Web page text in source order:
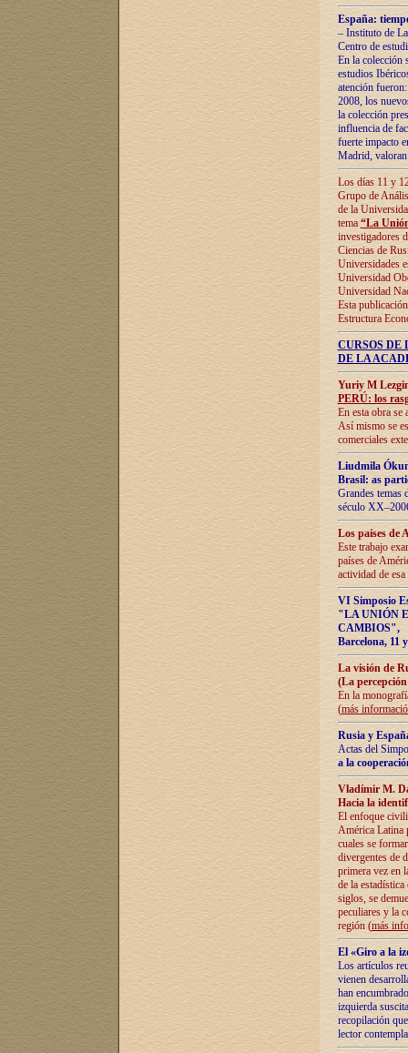
España:
– Instituto de
Centro de
En la colección
estudios
atención
2008, los
la colección
influencia de
fuerte impacto
Madrid,
Los días 11 y
Grupo de
de la
tema “La
investigadores
Ciencias de
Universidades
Universidad
Universidad
Esta
Estructura
CURSOS
DE LA
Yuriy M
PERÚ: los
En esta obra se
Así mismo se
comerciales
Liudmila
Brasil: as
Grandes temas
século
Los países de
Este trabajo
países de
actividad de
VI Simposio
"LA UNIÓN
CAMBIOS",
Barcelona, 11
La visión de
(La
En la
(más
Rusia y
Actas del
a la
Vladímir M.
Hacia la
El enfoque
América Latina
cuales se
divergentes de
primera vez en
de la
siglos, se
peculiares y la
región (más
El «Giro a la
Los artículos
vienen
han
izquierda
recopilación
lector